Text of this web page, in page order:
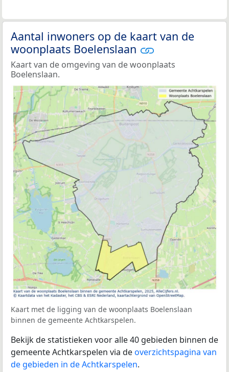
Aantal inwoners op de kaart van de
woonplaats Boelenslaan
Kaart van de omgeving van de woonplaats
Boelenslaan.
Kaart met de ligging van de woonplaats Boelenslaan
binnen de gemeente Achtkarspelen.
Bekijk de statistieken voor alle 40 gebieden binnen de
gemeente Achtkarspelen via deoverzichtspagina van
de gebieden in de Achtkarspelen.